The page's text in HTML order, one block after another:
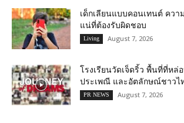
เด็กเลียนแบบคอนเทนต์ ควา
แน่ที่ต้องรับผิดชอบ
Living August 7, 2026
โรงเรียนวัดเจ็ดริ้ว พื้นที่ที่หล่
ประเพณี และอัตลักษณ์ชาวไ
PR NEWS August 7, 2026